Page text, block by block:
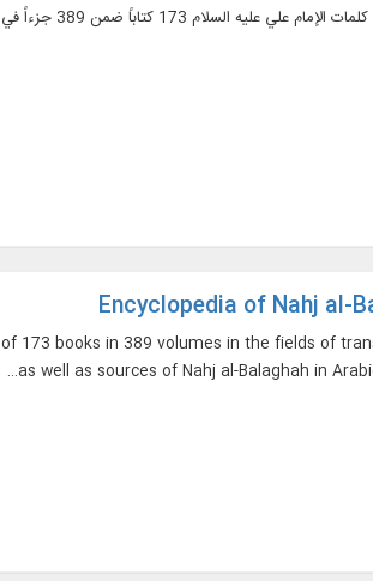
في مجال ترجمات وشروح ومصادر نهج البلاغة باللغتين العربية والفارسية...
Encyclopedia of Nahj al-
173 books in 389 volumes in the fields of
as well as sources of Nahj al-Balaghah in